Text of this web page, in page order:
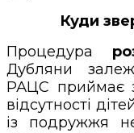
Куди
Процедура
Дубляни
РАЦС приймає
відсутності
із подружжя